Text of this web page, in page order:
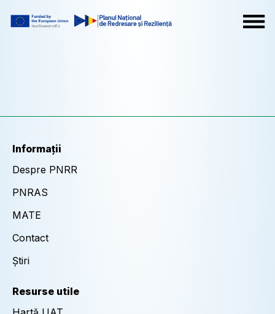
Informații
Despre PNRR
PNRAS
MATE
Contact
Știri
Resurse utile